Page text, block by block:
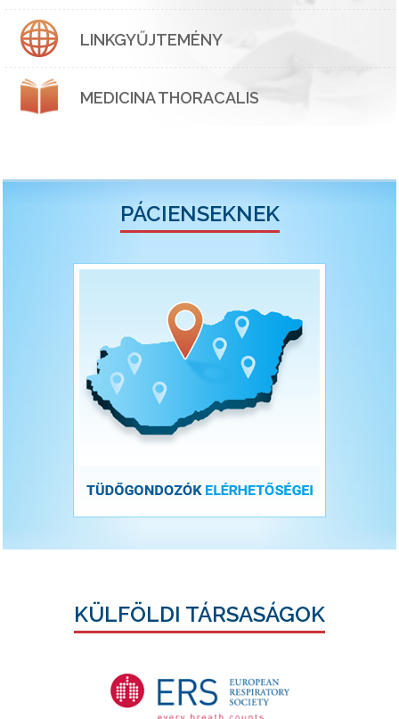
LINKGYŰJTEMÉNY
MEDICINA THORACALIS
PÁCIENSEKNEK
KÜLFÖLDI TÁRSASÁGOK